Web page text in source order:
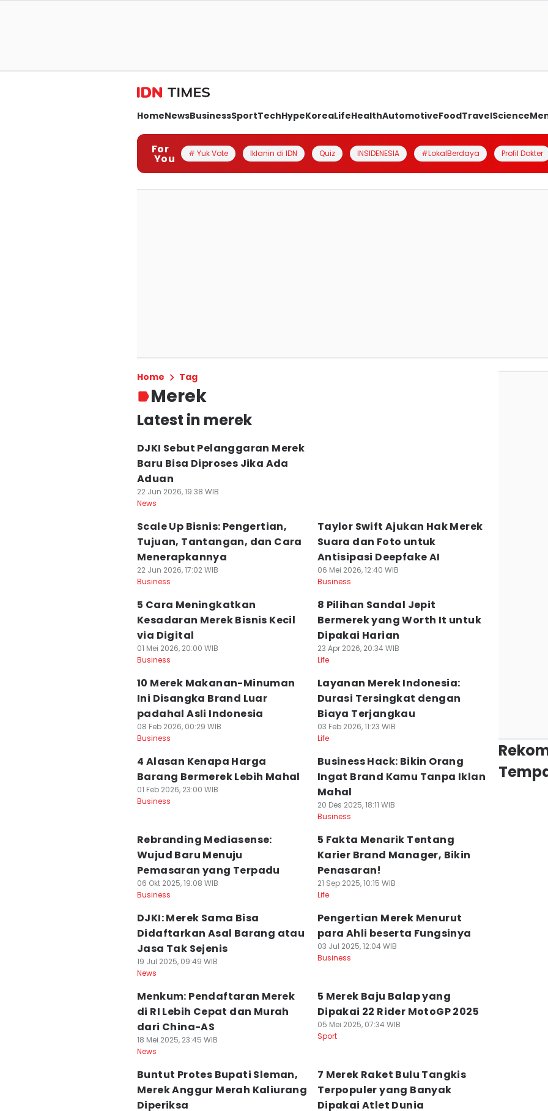
HomeNewsBusinessSportTechHypeKoreaLifeHealthAutomotiveFoodTravelScience
For
You # Yuk Vote Iklanin di IDN Quiz INSIDENESIA #LokalBerdaya Profil Dokter
Home Tag
Merek
Latest in merek
DJKI Sebut Pelanggaran Merek
Baru Bisa Diproses Jika Ada
Aduan
22 Jun 2026, 19:38 WIB
News
Scale Up Bisnis: Pengertian,
Tujuan, Tantangan, dan Cara
Menerapkannya
22 Jun 2026, 17:02 WIB
Business
Taylor Swift Ajukan Hak Merek
Suara dan Foto untuk
Antisipasi Deepfake AI
06 Mei 2026, 12:40 WIB
Business
5 Cara Meningkatkan
Kesadaran Merek Bisnis Kecil
via Digital
01 Mei 2026, 20:00 WIB
Business
8 Pilihan Sandal Jepit
Bermerek yang Worth It untuk
Dipakai Harian
23 Apr 2026, 20:34 WIB
Life
10 Merek Makanan-Minuman
Ini Disangka Brand Luar
padahal Asli Indonesia
08 Feb 2026, 00:29 WIB
Business
Layanan Merek Indonesia:
Durasi Tersingkat dengan
Biaya Terjangkau
03 Feb 2026, 11:23 WIB
Life
4 Alasan Kenapa Harga
Barang Bermerek Lebih Mahal
01 Feb 2026, 23:00 WIB
Business
Business Hack: Bikin Orang
Ingat Brand Kamu Tanpa Iklan
Mahal
20 Des 2025, 18:11 WIB
Business
Rebranding Mediasense:
Wujud Baru Menuju
Pemasaran yang Terpadu
06 Okt 2025, 19:08 WIB
Business
5 Fakta Menarik Tentang
Karier Brand Manager, Bikin
Penasaran!
21 Sep 2025, 10:15 WIB
Life
DJKI: Merek Sama Bisa
Didaftarkan Asal Barang atau
Jasa Tak Sejenis
19 Jul 2025, 09:49 WIB
News
Pengertian Merek Menurut
para Ahli beserta Fungsinya
03 Jul 2025, 12:04 WIB
Business
Menkum: Pendaftaran Merek
di RI Lebih Cepat dan Murah
dari China-AS
18 Mei 2025, 23:45 WIB
News
5 Merek Baju Balap yang
Dipakai 22 Rider MotoGP 2025
05 Mei 2025, 07:34 WIB
Sport
Buntut Protes Bupati Sleman,
Merek Anggur Merah Kaliurang
Diperiksa
7 Merek Raket Bulu Tangkis
Terpopuler yang Banyak
Dipakai Atlet Dunia